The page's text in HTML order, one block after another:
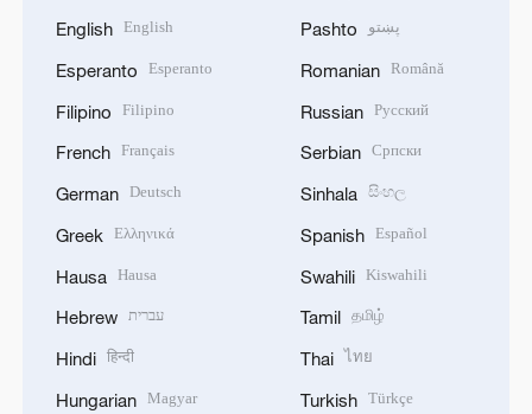
English English
Esperanto Esperanto
Filipino Filipino
French Français
German Deutsch
Greek Ελληνικά
Hausa Hausa
Hebrew עברית
Hindi हिन्दी
Hungarian Magyar
Pashto پښتو
Romanian Română
Russian Русский
Serbian Српски
Sinhala සිංහල
Spanish Español
Swahili Kiswahili
Tamil தமிழ்
Thai ไทย
Turkish Türkçe